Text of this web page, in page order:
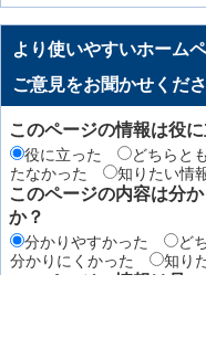
より使いやすいホーム
ご意見をお聞かせくださ
このページの情報は役
役に立った どちらと
たなかった
知りたい情
このページの内容は分
か？
分かりやすかった
ど
分かりにくかった
知り
このページの情報は見